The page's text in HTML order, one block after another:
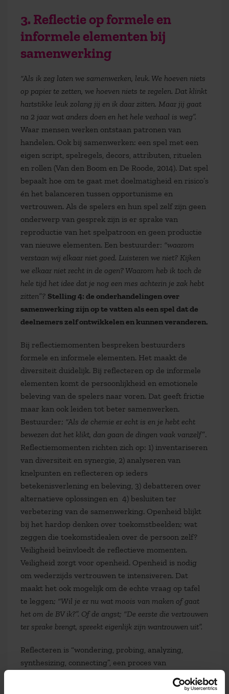
3. Reflectie op formele en
informele elementen bij
samenwerking
“Als ik zeg laten we samenwerken, leuk. We hoeven niets
op papier te zetten, we hoeven niets te regelen. Dat klinkt
hartstikke leuk zolang jij en ik daar zitten. Maar jij gaat
na 2 jaar wat anders doen en het hele verhaal is weg”.
Waar mensen werken ontstaan patronen van
handelen. Ook bij samenwerken: een spel met een
eigen script, spelregels, decors, attributen, rituelen
en rollen (Van den Boom en De Roode, 2014). Dat spel
bepaalt hoe om te gaat met doelmatigheid en risico’s
én het balanceren tussen opportunisme en
vertrouwen. Als de spelers en hun spel zelf zijn geen
onderwerp van gesprek zijn is er sprake van
reproductie van het spelpatroon en geen productie
van nieuwe elementen. Een bestuurder: “waarom
verstaan wij elkaar niet goed. Luisteren we niet? Kijken
we elkaar niet recht in de ogen? Waarom heb ik toch de
hele tijd het idee dat je nog een mes achterin je zak hebt
zitten”? Stelling 4: de onderhandelingen over
samenwerking zijn op te vatten als een spel dat de
deelnemers zelf ontwikkelen en kunnen veranderen.
Bij reflectiemomenten bespreken bestuurders
formele en informele elementen. Het maakt de
diversiteit duidelijk. Bij reflecteren op de informele
elementen komt de persoonlijkheid en emotionele
beleving van de spelers naar voren. Dat geeft frictie
maar kan ook leiden tot beter samenwerken.
Bestuurder; “Als de chemie er echt is en je hebt echt
bewezen dat het klikt, dan gaan de dingen vaak vanzelf”.
Reflectiemomenten richten zich op: 1) inventariseren
van diversiteit en synergie, 2) analyseren van
knelpunten en reflecteren op ieders
betekenisverlening en beleving, 3) debatteren over
alternatieve oplossingen en 4) besluiten ter
verbetering van de samenwerking. Openheid blijkt
bij het hardop denken over toekomstbeelden; wat
zeggen die toekomstidealen over de persoon zelf?
Veiligheid beïnvloedt de reflectieve momenten.
Veiligheid zorgt voor openheid. Openheid is nodig
om wederzijds vertrouwen te intensiveren. Dat
maakt het ook mogelijk om de echte vraag op tafel
te leggen; “Wil je er nu wat moois van maken of gaat
het om de BV ik?”. Of de angst; “De eerste die vertrouwen
ter sprake brengt, spreekt eigenlijk zijn wantrouwen uit”.
Reflecteren is “wondering, probing, analyzing,
synthesizing, connecting”, een proces van
“struggling” (Mintzberg 2004: 254). Meestal starten
reflectie en debat over de samenwerkingsrelatie te